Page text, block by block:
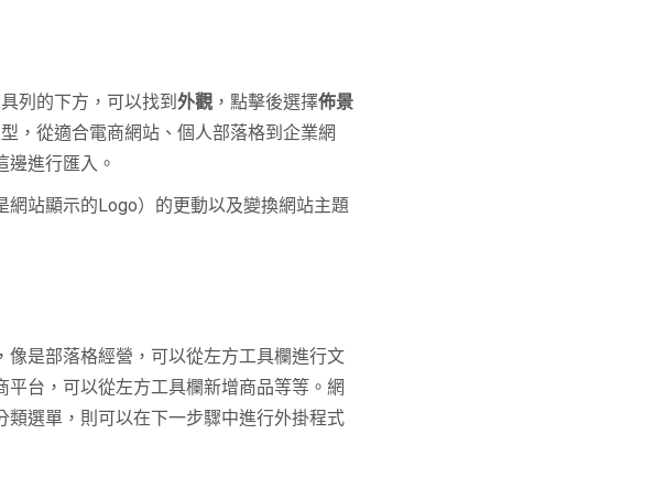
列的下方，可以找到外觀 ，點擊後選擇佈景
，從適合電商網站、個人部落格到企業網
進行匯入。
網站顯示的Logo）的更動以及變換網站主題
是部落格經營，可以從左方工具欄進行文
台，可以從左方工具欄新增商品等等。網
選單，則可以在下一步驟中進行外掛程式